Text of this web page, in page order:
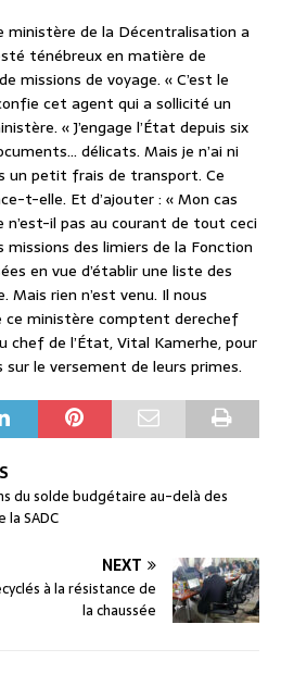
ministère de la Décentralisation a
ténébreux en matière de
missions de voyage. « C’est le
cet agent qui a sollicité un
« J’engage l’État depuis six
délicats. Mais je n’ai ni
un petit frais de transport. Ce
t-elle. Et d’ajouter : « Mon cas
n’est-il pas au courant de tout ceci
missions des limiers de la Fonction
en vue d’établir une liste des
rien n’est venu. Il nous
ce ministère comptent derechef
chef de l’État, Vital Kamerhe, pour
sur le versement de leurs primes.
du solde budgétaire au-delà des
la SADC
NEXT
à la résistance de
la chaussée